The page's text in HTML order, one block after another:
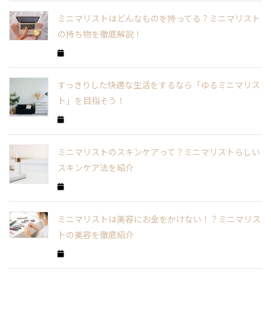
ミニマリストはどんなものを持ってる？ミニマリスト
の持ち物を徹底解説！
すっきりした快適な生活をするなら「ゆるミニマリス
ト」を目指そう！
ミニマリストのスキンケアって？ミニマリストらしい
スキンケア法を紹介
ミニマリストは美容にお金をかけない！？ミニマリス
トの美容を徹底紹介